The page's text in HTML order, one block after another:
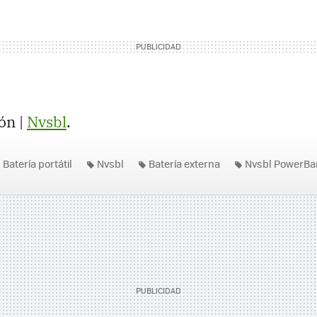
| Nvsbl.
Batería portátil Nvsbl Batería externa Nvsbl